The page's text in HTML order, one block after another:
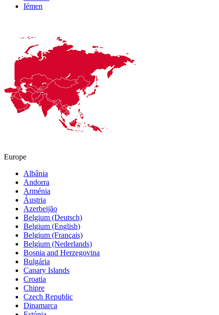
Iémen
Europe
Albânia
Andorra
Arménia
Áustria
Azerbeijão
Belgium (Deutsch)
Belgium (English)
Belgium (Français)
Belgium (Nederlands)
Bosnia and Herzegovina
Bulgária
Canary Islands
Croatia
Chipre
Czech Republic
Dinamarca